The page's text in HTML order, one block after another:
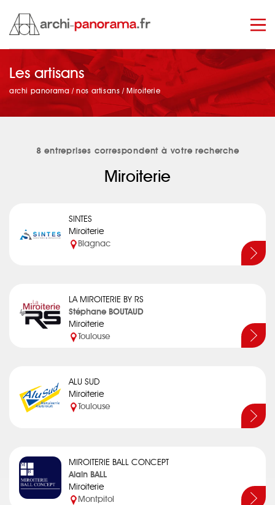
manage_search
Les artisans
archi panorama /nos artisans / Miroiterie
8 entreprises correspondent à votre recherche
Miroiterie
SINTES
Miroiterie
Blagnac
LA MIROITERIE BY RS
Stéphane BOUTAUD
Miroiterie
Toulouse
ALU SUD
Miroiterie
Toulouse
MIROITERIE BALL CONCEPT
Alain BALL
Miroiterie
Montpitol